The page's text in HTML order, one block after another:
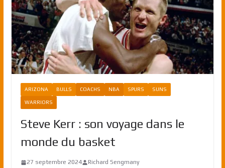
ARIZONA BULLS COACHS NBA SPURS SUNS
WARRIORS
Steve Kerr : son voyage dans le
monde du basket
27 septembre 2024 Richard Sengmany